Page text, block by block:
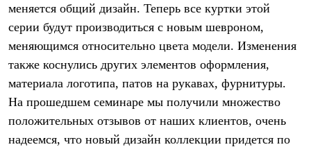
меняется общий дизайн. Теперь все куртки этой
серии будут производиться с новым шевроном,
меняющимся относительно цвета модели. Изменения
также коснулись других элементов оформления,
материала логотипа, патов на рукавах, фурнитуры.
На прошедшем семинаре мы получили множество
положительных отзывов от наших клиентов, очень
надеемся, что новый дизайн коллекции придется по